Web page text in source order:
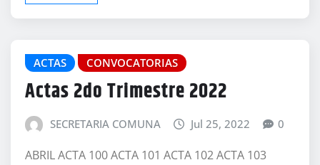
ACTAS CONVOCATORIAS
Actas 2do Trimestre 2022
SECRETARIA COMUNA Jul 25, 2022 0
ABRIL ACTA 100 ACTA 101 ACTA 102 ACTA 103